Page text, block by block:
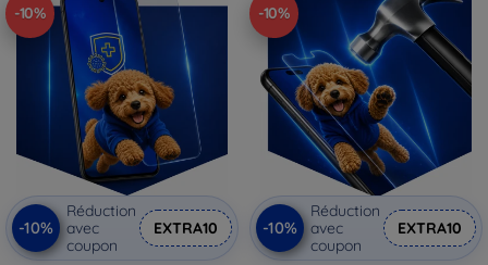
-10%
-10%
Réduction
avec
coupon
EXTRA10
-10%
-10%
Réduction
avec
coupon
EXTRA10